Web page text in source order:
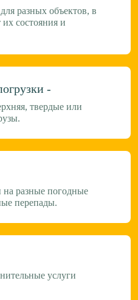
разных объектов, в
состояния и
-
твердые или
на разные погодные
перепады.
услуги